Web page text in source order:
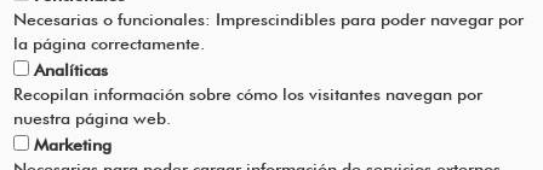
ZERBITZUAREN BALDINTZAK
PRIBATUTASUN-POLITIKA
Necesarias o funcionales: Imprescindibles para poder navegar por
la página correctamente.
Analíticas
Recopilan información sobre cómo los visitantes navegan por
nuestra página web.
Marketing